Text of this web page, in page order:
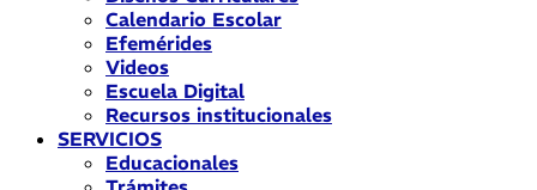
Calendario Escolar
Efemérides
Videos
Escuela Digital
Recursos institucionales
SERVICIOS
Educacionales